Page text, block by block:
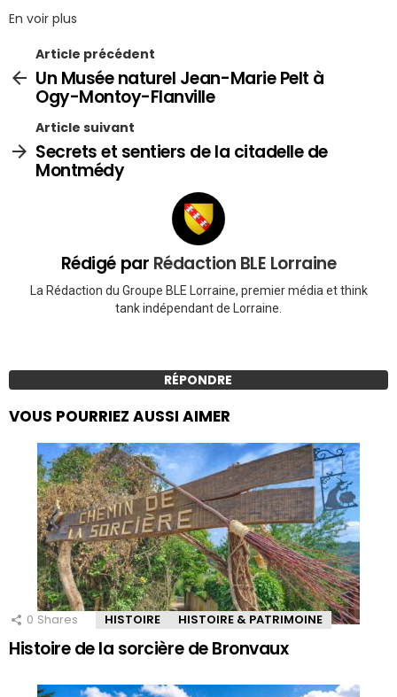
En voir plus
Article précédent
Un Musée naturel Jean-Marie Pelt à
Ogy-Montoy-Flanville
Article suivant
Secrets et sentiers de la citadelle de
Montmédy
Rédigé par Rédaction BLE Lorraine
La Rédaction du Groupe BLE Lorraine, premier média et think
tank indépendant de Lorraine.
RÉPONDRE
VOUS POURRIEZ AUSSI AIMER
0 Shares HISTOIRE HISTOIRE & PATRIMOINE
Histoire de la sorcière de Bronvaux